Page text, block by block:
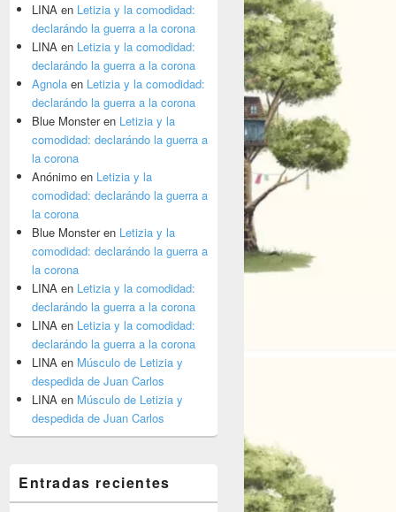
LINA en Letizia y la comodidad:
declarándo la guerra a la corona
LINA en Letizia y la comodidad:
declarándo la guerra a la corona
Agnola en Letizia y la comodidad:
declarándo la guerra a la corona
Blue Monsteren Letizia y la
comodidad: declarándo la guerra a
la corona
Anónimo en Letizia y la
comodidad: declarándo la guerra a
la corona
Blue Monsteren Letizia y la
comodidad: declarándo la guerra a
la corona
LINA en Letizia y la comodidad:
declarándo la guerra a la corona
LINA en Letizia y la comodidad:
declarándo la guerra a la corona
LINA en Músculo de Letizia y
despedida de Juan Carlos
LINA en Músculo de Letizia y
despedida de Juan Carlos
Entradas recientes